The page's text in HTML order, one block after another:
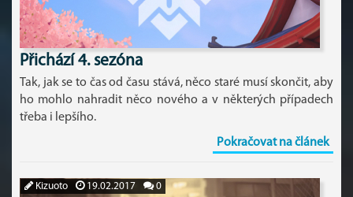
Přichází 4. sezóna
Tak, jak se to čas od času stává, něco staré musí skončit, aby
ho mohlo nahradit něco nového a v některých případech
třeba i lepšího.
Pokračovat na článek
Kizuoto 19.02.2017 0